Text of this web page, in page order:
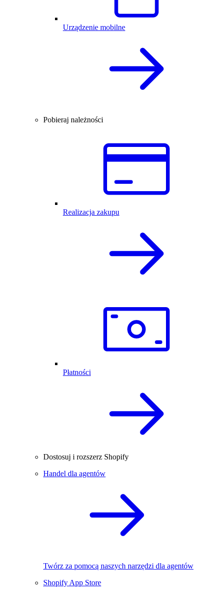
Urządzenie mobilne
Pobieraj należności
Realizacja zakupu
Płatności
Dostosuj i rozszerz Shopify
Handel dla agentów
Twórz za pomocą naszych narzędzi dla agentów
Shopify App Store